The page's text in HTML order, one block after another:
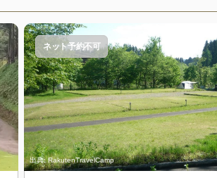
出典:RakutenTravelCamp
ネット予約不可